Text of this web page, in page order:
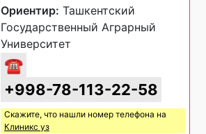
Ориентир: Ташкентский
Государственный Аграрный
Университет
☎
+998-78-113-22-58
Скажите, что нашли номер телефона на
Клиникс уз